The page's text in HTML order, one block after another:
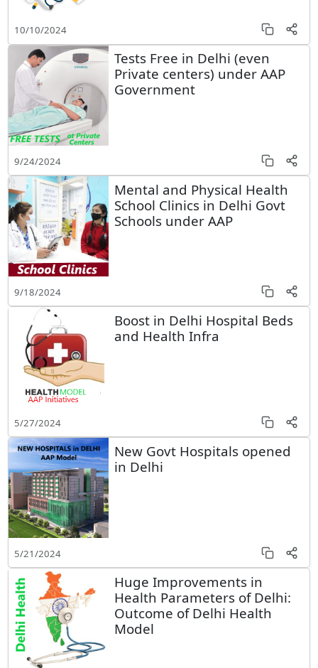
10/10/2024
Tests Free in Delhi (even
Private centers) under AAP
Government
9/24/2024
Mental and Physical Health
School Clinics in Delhi Govt
Schools under AAP
9/18/2024
Boost in Delhi Hospital Beds
and Health Infra
5/27/2024
New Govt Hospitals opened
in Delhi
5/21/2024
Huge Improvements in
Health Parameters of Delhi:
Outcome of Delhi Health
Model